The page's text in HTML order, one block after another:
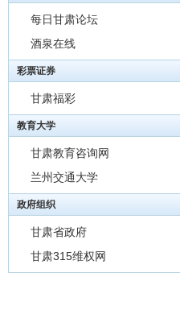
每日甘肃论坛
酒泉在线
彩票证券
甘肃福彩
教育大学
甘肃教育咨询网
兰州交通大学
政府组织
甘肃省政府
甘肃315维权网